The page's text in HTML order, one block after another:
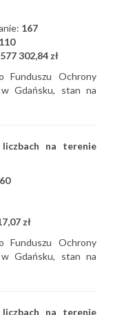
167
110
302,84 zł
Funduszu Ochrony
Gdańsku, stan na
na terenie
zł
Funduszu Ochrony
Gdańsku, stan na
na terenie